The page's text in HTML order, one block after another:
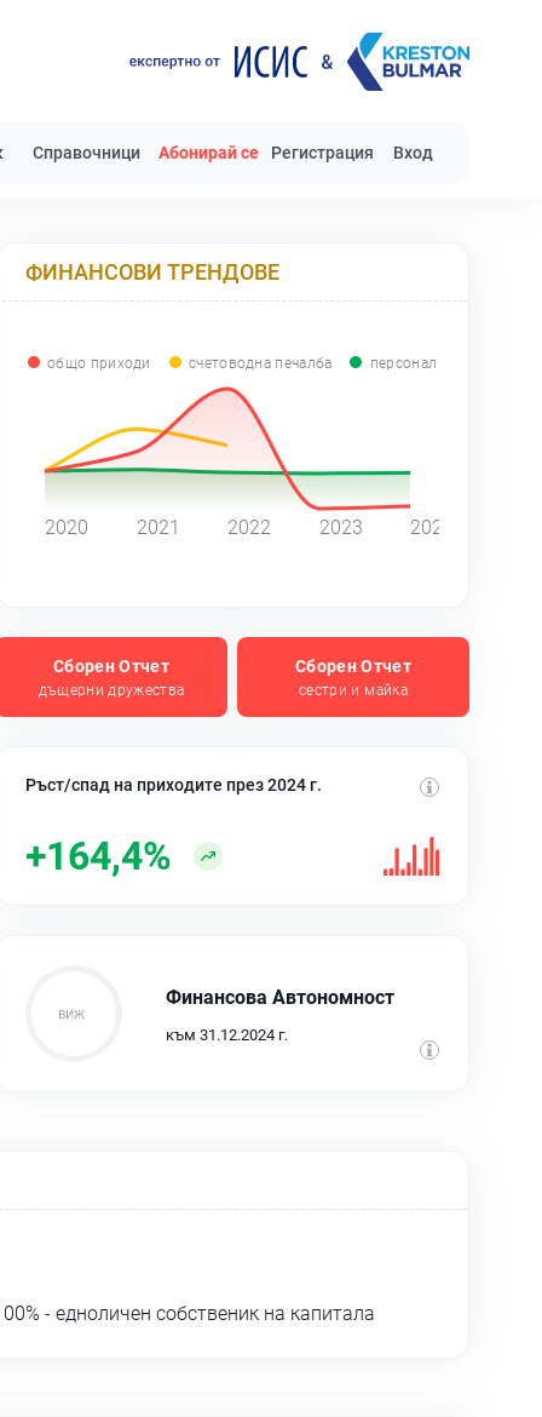
Справочници Абонирай се Регистрация Вход
ФИНАНСОВИ ТРЕНДОВЕ
общо приходи счетоводна печалба персонал
2020 2021 2022 2023 2024
Сборен Отчет
дъщерни дружества
Сборен Отчет
сестри и майка
Ръст/спад на приходите през 2024 г.
+164,4%
Финансова Автономност
към 31.12.2024 г.
- едноличен собственик на капитала